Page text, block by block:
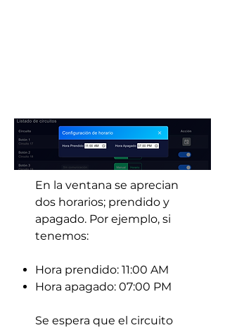
En la ventana se aprecian
dos horarios; prendido y
apagado. Por ejemplo, si
tenemos:
Hora prendido: 11:00 AM
Hora apagado: 07:00 PM
Se espera que el circuito